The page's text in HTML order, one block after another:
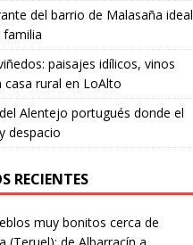
del barrio de Malasaña ideal
paisajes idílicos, vinos
rural en LoAlto
Alentejo portugués donde el
despacio
RECIENTES
muy bonitos cerca de